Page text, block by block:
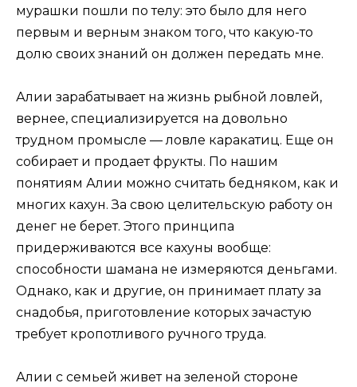
мурашки пошли по телу: это было для него
первым и верным знаком того, что какую-то
долю своих знаний он должен передать мне.
Алии зарабатывает на жизнь рыбной ловлей,
вернее, специализируется на довольно
трудном промысле — ловле каракатиц. Еще он
собирает и продает фрукты. По нашим
понятиям Алии можно считать бедняком, как и
многих кахун. За свою целительскую работу он
денег не берет. Этого принципа
придерживаются все кахуны вообще:
способности шамана не измеряются деньгами.
Однако, как и другие, он принимает плату за
снадобья, приготовление которых зачастую
требует кропотливого ручного труда.
Алии с семьей живет на зеленой стороне